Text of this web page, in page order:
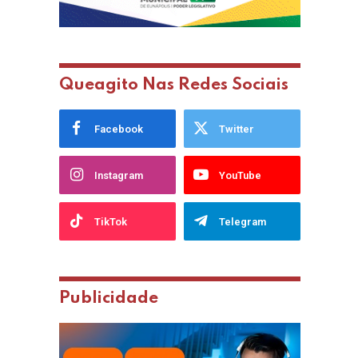
Queagito Nas Redes Sociais
Facebook Twitter
Instagram YouTube
TikTok Telegram
Publicidade